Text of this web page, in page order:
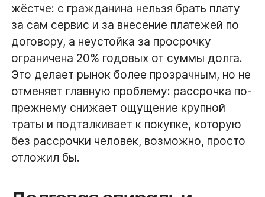
жёстче: с гражданина нельзя брать плату
за сам сервис и за внесение платежей по
договору, а неустойка за просрочку
ограничена 20% годовых от суммы долга.
Это делает рынок более прозрачным, но не
отменяет главную проблему: рассрочка по-
прежнему снижает ощущение крупной
траты и подталкивает к покупке, которую
без рассрочки человек, возможно, просто
отложил бы.